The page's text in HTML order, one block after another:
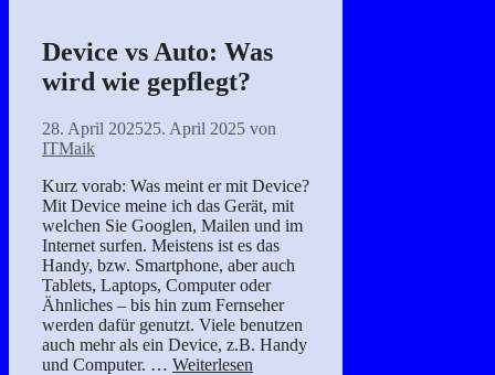
Device vs Auto: Was
wird wie gepflegt?
28. April 202525. April 2025 von
ITMaik
Kurz vorab: Was meint er mit Device?
Mit Device meine ich das Gerät, mit
welchen Sie Googlen, Mailen und im
Internet surfen. Meistens ist es das
Handy, bzw. Smartphone, aber auch
Tablets, Laptops, Computer oder
Ähnliches – bis hin zum Fernseher
werden dafür genutzt. Viele benutzen
auch mehr als ein Device, z.B. Handy
und Computer. … Weiterlesen